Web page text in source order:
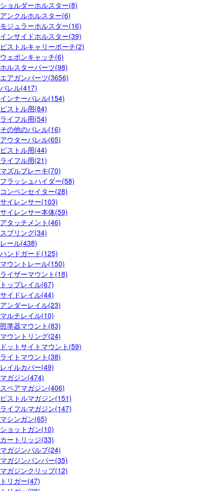
ショルダーホルスター(8)
アンクルホルスター(6)
モジュラーホルスター(16)
インサイドホルスター(39)
ピストルキャリーポーチ(2)
ウェポンキャッチ(6)
ホルスターパーツ(98)
エアガンパーツ(3656)
バレル(417)
インナーバレル(154)
ピストル用(84)
ライフル用(54)
その他のバレル(16)
アウターバレル(65)
ピストル用(44)
ライフル用(21)
マズルブレーキ(70)
フラッシュハイダー(58)
コンペンセイター(28)
サイレンサー(103)
サイレンサー本体(59)
アタッチメント(46)
スプリング(34)
レール(438)
ハンドガード(125)
マウントレール(150)
ライザーマウント(18)
トップレイル(67)
サイドレイル(44)
アンダーレイル(23)
マルチレイル(10)
照準器マウント(83)
マウントリング(24)
ドットサイトマウント(59)
ライトマウント(38)
レイルカバー(49)
マガジン(474)
スペアマガジン(406)
ピストルマガジン(151)
ライフルマガジン(147)
マシンガン(65)
ショットガン(10)
カートリッジ(33)
マガジンバルブ(24)
マガジンバンパー(35)
マガジンクリップ(12)
トリガー(47)